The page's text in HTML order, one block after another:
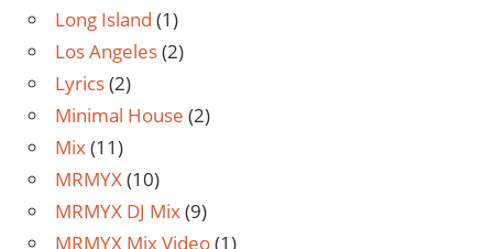
Long Island (1)
Los Angeles(2)
Lyrics(2)
Minimal House (2)
Mix(11)
MRMYX(10)
MRMYX DJ Mix(9)
MRMYX Mix Video(1)